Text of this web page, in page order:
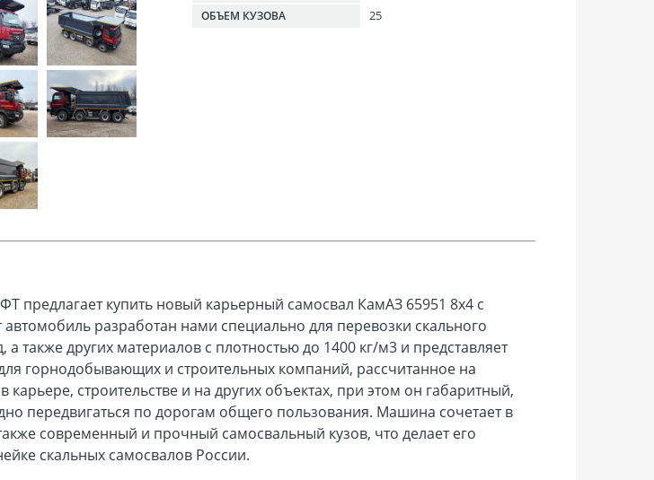
ОБЪЕМ КУЗОВА 25
предлагает купить новый карьерный самосвал КамАЗ 65951 8х4 с
разработан нами специально для перевозки скального
также других материалов с плотностью до 1400 кг/м3 и представляет
горнодобывающих и строительных компаний, рассчитанное на
карьере, строительстве и на других объектах, при этом он габаритный,
передвигаться по дорогам общего пользования. Машина сочетает в
современный и прочный самосвальный кузов, что делает его
скальных самосвалов России.